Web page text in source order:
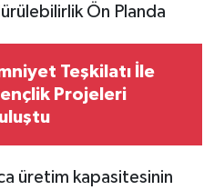
Ön Planda
Teşkilatı İle
Projeleri
üretim kapasitesinin